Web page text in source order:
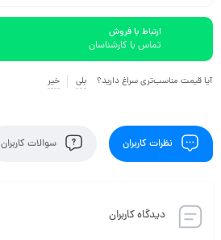
ارتباط با فروش
تماس با کارشناسان
آیا قیمت مناسب‌تری سراغ دارید؟ بلی خیر
نظرات کاربران سوالات کاربران
دیدگاه کاربران